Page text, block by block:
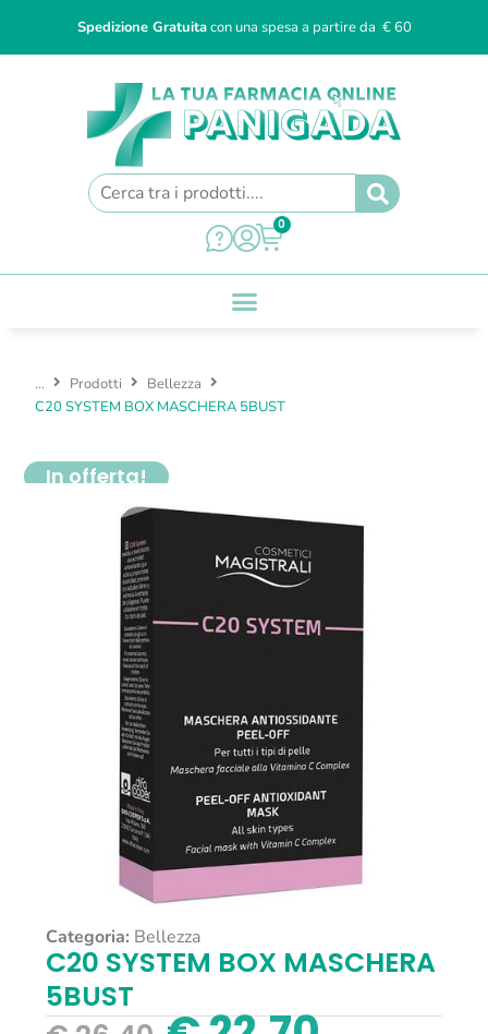
Spedizione Gratuitacon una spesa a partire da € 60
0
... Prodotti
Bellezza
C20 SYSTEM BOX MASCHERA 5BUST
In offerta!
Categoria: Bellezza
C20 SYSTEM BOX MASCHERA
5BUST